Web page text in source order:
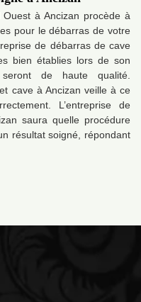
Ouest à Ancizan procède à
pour le débarras de votre
de débarras de cave
bien établies lors de son
de haute qualité.
cave à Ancizan veille à ce
L’entreprise de
saura quelle procédure
résultat soigné, répondant